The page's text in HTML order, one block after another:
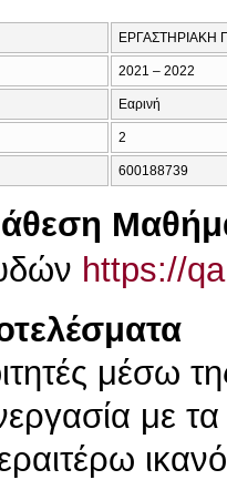
ΕΡΓΑΣΤΗΡΙΑΚΗ
2021 – 2022
Εαρινή
2
600188739
https://
μέσω
με